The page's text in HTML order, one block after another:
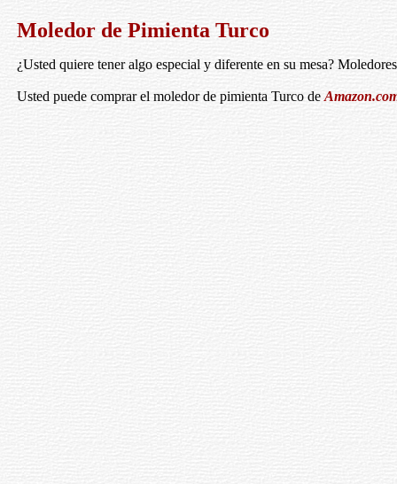
Moledor de Pimienta Turco
¿Usted quiere tener algo especial y diferente en su mesa?
Usted puede comprar el moledor de pimienta Turco de